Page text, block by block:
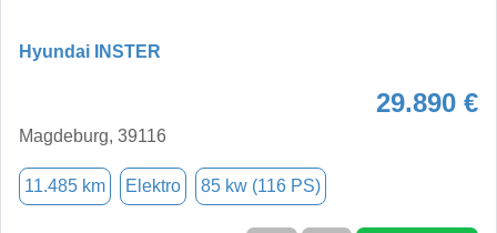
Hyundai INSTER
29.890 €
Magdeburg, 39116
11.485 km Elektro 85 kw (116 PS)